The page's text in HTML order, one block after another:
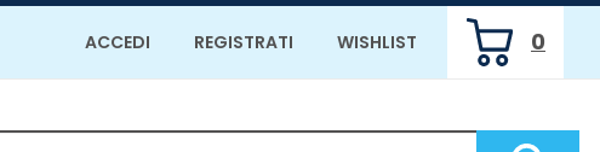
ACCEDI REGISTRATI WISHLIST 0
ARTICOLI
INSERITI